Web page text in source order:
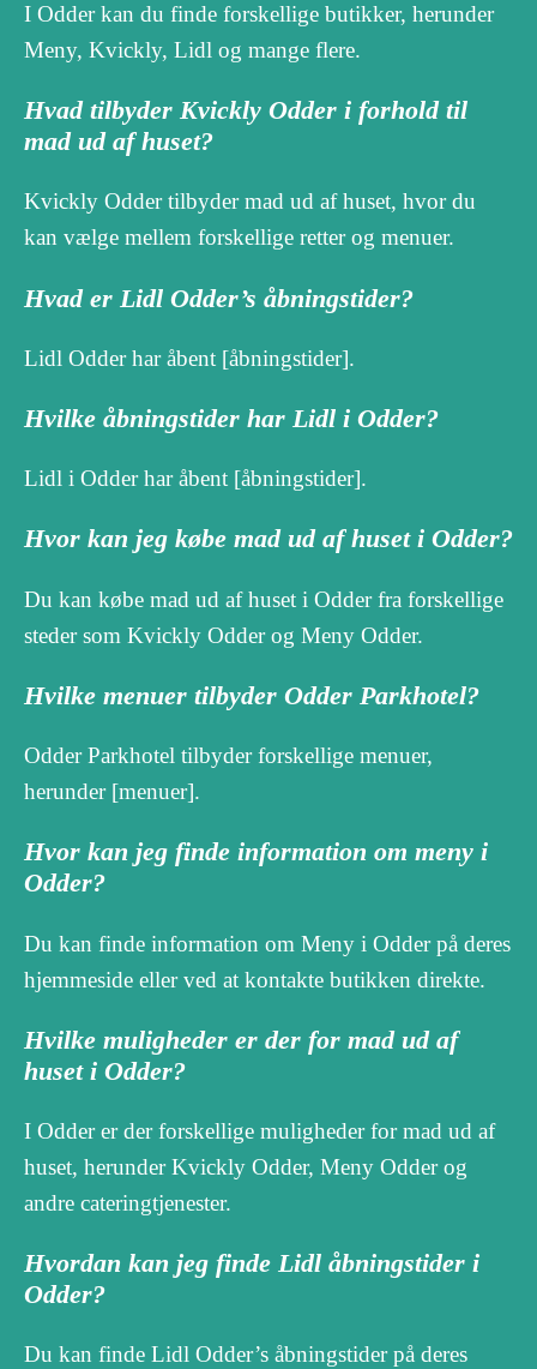
I Odder kan du finde forskellige butikker, herunder
Meny, Kvickly, Lidl og mange flere.
Hvad tilbyder Kvickly Odder i forhold til
mad ud af huset?
Kvickly Odder tilbyder mad ud af huset, hvor du
kan vælge mellem forskellige retter og menuer.
Hvad er Lidl Odder’s åbningstider?
Lidl Odder har åbent [åbningstider].
Hvilke åbningstider har Lidl i Odder?
Lidl i Odder har åbent [åbningstider].
Hvor kan jeg købe mad ud af huset i Odder?
Du kan købe mad ud af huset i Odder fra forskellige
steder som Kvickly Odder og Meny Odder.
Hvilke menuer tilbyder Odder Parkhotel?
Odder Parkhotel tilbyder forskellige menuer,
herunder [menuer].
Hvor kan jeg finde information om meny i
Odder?
Du kan finde information om Meny i Odder på deres
hjemmeside eller ved at kontakte butikken direkte.
Hvilke muligheder er der for mad ud af
huset i Odder?
I Odder er der forskellige muligheder for mad ud af
huset, herunder Kvickly Odder, Meny Odder og
andre cateringtjenester.
Hvordan kan jeg finde Lidl åbningstider i
Odder?
Du kan finde Lidl Odder’s åbningstider på deres